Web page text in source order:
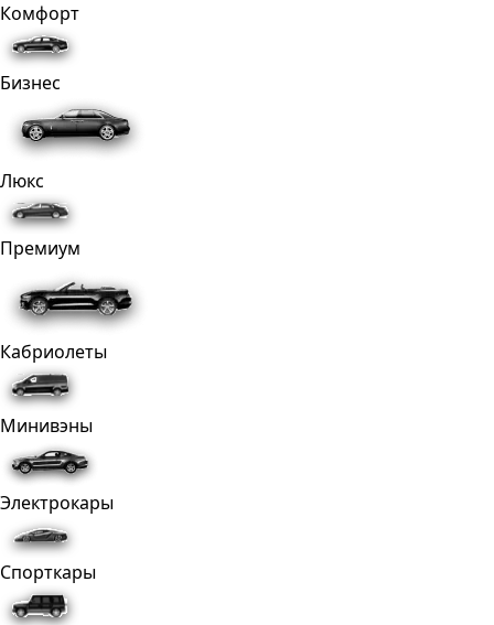
Комфорт
Бизнес
Люкс
Премиум
Кабриолеты
Минивэны
Электрокары
Спорткары